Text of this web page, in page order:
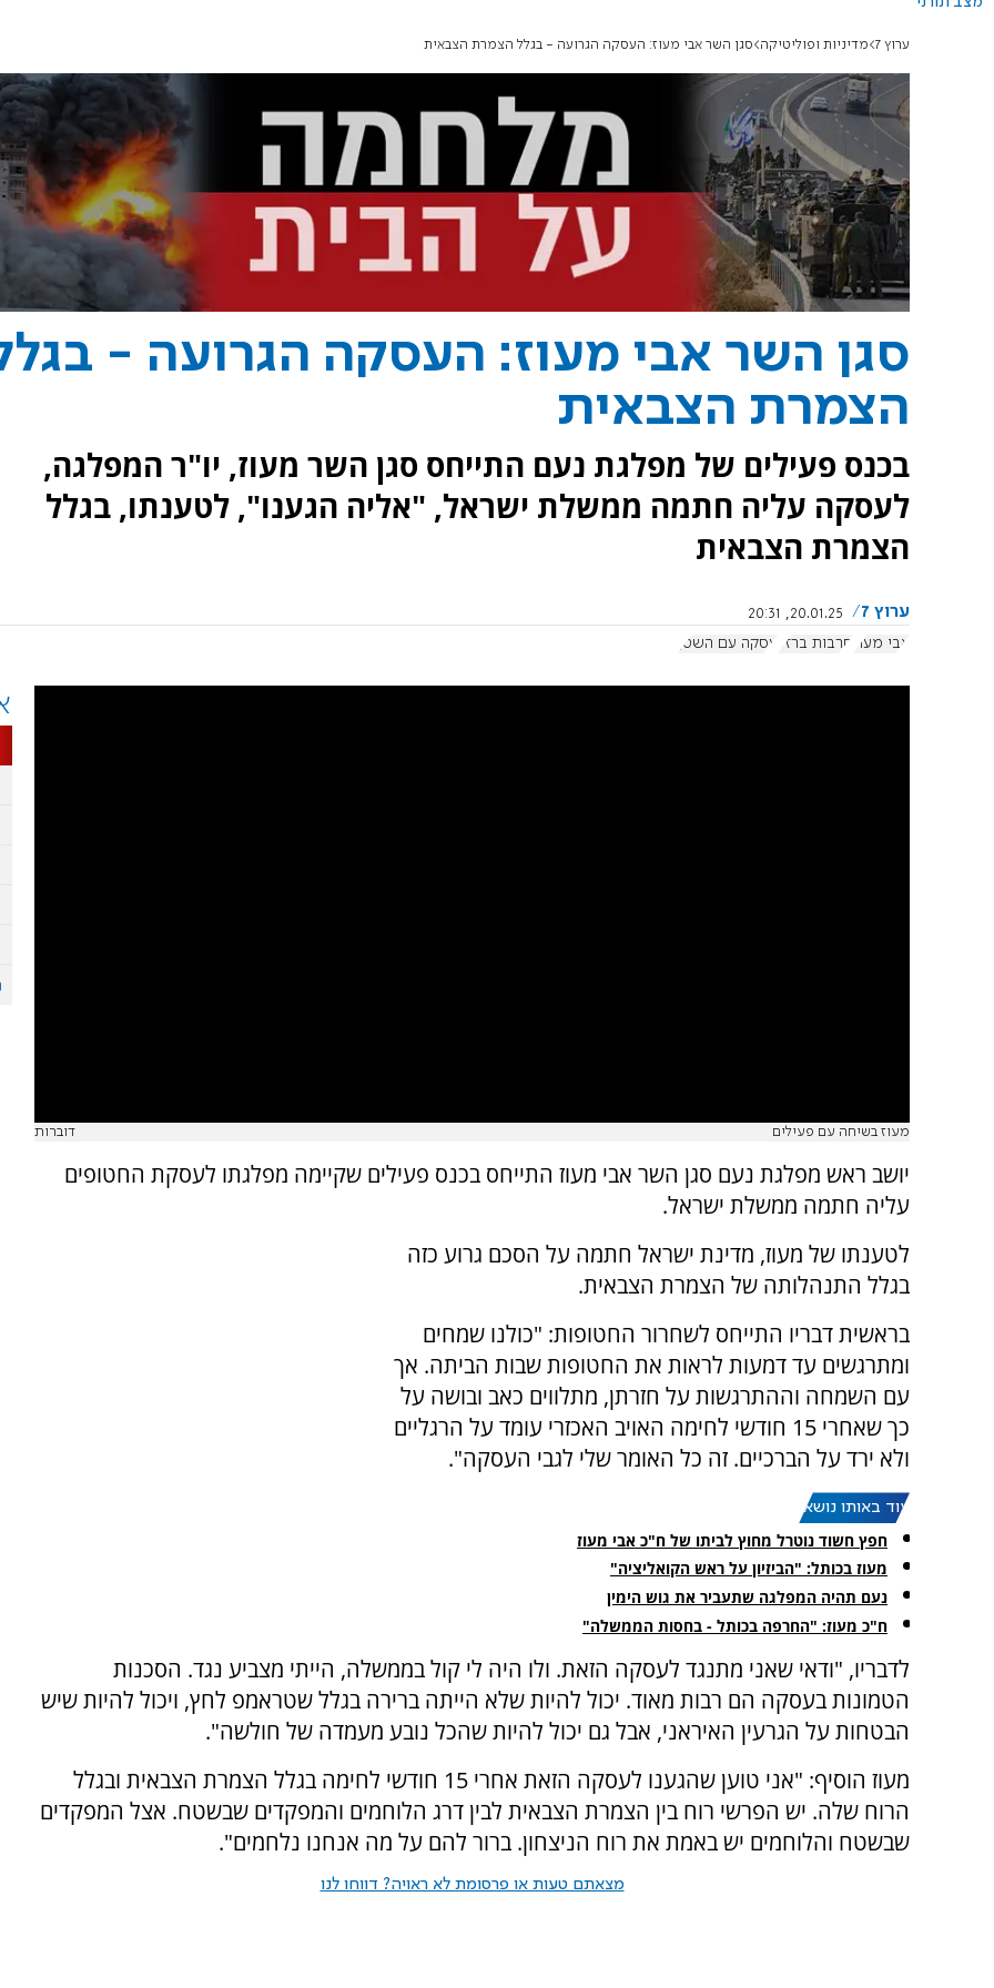
ערוץ 7 מדיניות ופוליטיקה סגן השר אבי מעוז: העסקה הגרועה - בגלל הצמרת הצבאית
סגן השר אבי מעוז: העסקה הגרועה -
הצמרת הצבאית
בכנס פעילים של מפלגת נעם התייחס סגן השר מעוז, יו"ר המפלגה,
לעסקה עליה חתמה ממשלת ישראל, "אליה הגענו", לטענתו, בגלל
הצמרת הצבאית
ערוץ 7
20.01.25, 20:31
אבי מעוז
חרבות ברזל עסקה עם השטן
מעוז בשיחה עם פעילים דוברות
יושב ראש מפלגת נעם סגן השר אבי מעוז התייחס בכנס פעילים שקיימה מפלגתו לעסקת החטופים
עליה חתמה ממשלת ישראל.
לטענתו של מעוז, מדינת ישראל חתמה על הסכם גרוע כזה
בגלל התנהלותה של הצמרת הצבאית.
בראשית דבריו התייחס לשחרור החטופות: "כולנו שמחים
ומתרגשים עד דמעות לראות את החטופות שבות הביתה. אך
עם השמחה וההתרגשות על חזרתן, מתלווים כאב ובושה על
כך שאחרי 15 חודשי לחימה האויב האכזרי עומד על הרגליים
ולא ירד על הברכיים. זה כל האומר שלי לגבי העסקה".
עוד באותו נושא:
חפץ חשוד נוטרל מחוץ לביתו של ח"כ אבי מעוז
מעוז בכותל: "הביזיון על ראש הקואליציה"
נעם תהיה המפלגה שתעביר את גוש הימין
ח"כ מעוז: "החרפה בכותל - בחסות הממשלה"
לדבריו, "ודאי שאני מתנגד לעסקה הזאת. ולו היה לי קול בממשלה, הייתי מצביע נגד. הסכנות
הטמונות בעסקה הם רבות מאוד. יכול להיות שלא הייתה ברירה בגלל שטראמפ לחץ, ויכול להיות שיש
הבטחות על הגרעין האיראני, אבל גם יכול להיות שהכל נובע מעמדה של חולשה".
מעוז הוסיף: "אני טוען שהגענו לעסקה הזאת אחרי 15 חודשי לחימה בגלל הצמרת הצבאית ובגלל
הרוח שלה. יש הפרשי רוח בין הצמרת הצבאית לבין דרג הלוחמים והמפקדים שבשטח. אצל המפקדים
שבשטח והלוחמים יש באמת את רוח הניצחון. ברור להם על מה אנחנו נלחמים".
מצאתם טעות או פרסומת לא ראויה? דווחו לנו